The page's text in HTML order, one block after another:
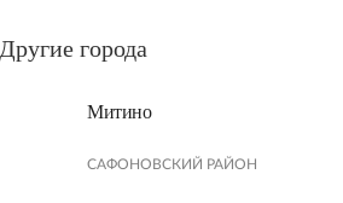
Другие города
Митино
САФОНОВСКИЙ РАЙОН